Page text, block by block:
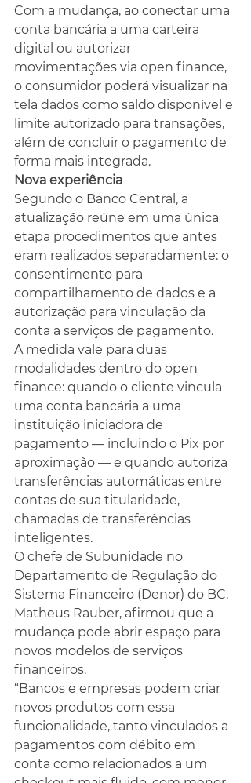
Com a mudança, ao conectar uma
conta bancária a uma carteira
digital ou autorizar
movimentações via open finance,
o consumidor poderá visualizar na
tela dados como saldo disponível e
limite autorizado para transações,
além de concluir o pagamento de
forma mais integrada.
Nova experiência
Segundo o Banco Central, a
atualização reúne em uma única
etapa procedimentos que antes
eram realizados separadamente: o
consentimento para
compartilhamento de dados e a
autorização para vinculação da
conta a serviços de pagamento.
A medida vale para duas
modalidades dentro do open
finance: quando o cliente vincula
uma conta bancária a uma
instituição iniciadora de
pagamento — incluindo o Pix por
aproximação — e quando autoriza
transferências automáticas entre
contas de sua titularidade,
chamadas de transferências
inteligentes.
O chefe de Subunidade no
Departamento de Regulação do
Sistema Financeiro (Denor) do BC,
Matheus Rauber, afirmou que a
mudança pode abrir espaço para
novos modelos de serviços
financeiros.
“Bancos e empresas podem criar
novos produtos com essa
funcionalidade, tanto vinculados a
pagamentos com débito em
conta como relacionados a um